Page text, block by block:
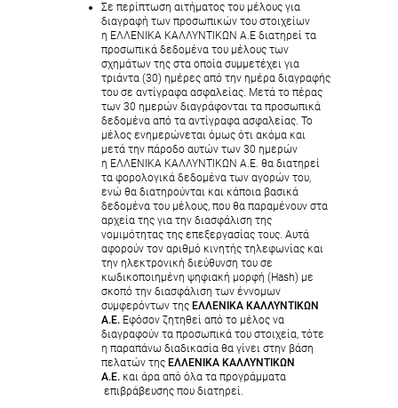
Σε περίπτωση αιτήματος του μέλους για
διαγραφή των προσωπικών του στοιχείων
η ΕΛΛΕΝΙΚΑ ΚΑΛΛΥΝΤΙΚΩΝ Α.Ε διατηρεί τα
προσωπικά δεδομένα του μέλους των
σχημάτων της στα οποία συμμετέχει για
τριάντα (30) ημέρες από την ημέρα διαγραφής
του σε αντίγραφα ασφαλείας. Μετά το πέρας
των 30 ημερών διαγράφονται τα προσωπικά
δεδομένα από τα αντίγραφα ασφαλείας. Το
μέλος ενημερώνεται όμως ότι ακόμα και
μετά την πάροδο αυτών των 30 ημερών
η ΕΛΛΕΝΙΚΑ ΚΑΛΛΥΝΤΙΚΩΝ Α.Ε. θα διατηρεί
τα φορολογικά δεδομένα των αγορών του,
ενώ θα διατηρούνται και κάποια βασικά
δεδομένα του μέλους, που θα παραμένουν στα
αρχεία της για την διασφάλιση της
νομιμότητας της επεξεργασίας τους. Αυτά
αφορούν τον αριθμό κινητής τηλεφωνίας και
την ηλεκτρονική διεύθυνση του σε
κωδικοποιημένη ψηφιακή μορφή (Hash) με
σκοπό την διασφάλιση των έννομων
συμφερόντων της ΕΛΛΕΝΙΚΑ ΚΑΛΛΥΝΤΙΚΩΝ
Α.Ε. Εφόσον ζητηθεί από το μέλος να
διαγραφούν τα προσωπικά του στοιχεία, τότε
η παραπάνω διαδικασία θα γίνει στην βάση
πελατών της ΕΛΛΕΝΙΚΑ ΚΑΛΛΥΝΤΙΚΩΝ
Α.Ε. και άρα από όλα τα προγράμματα
επιβράβευσης που διατηρεί.